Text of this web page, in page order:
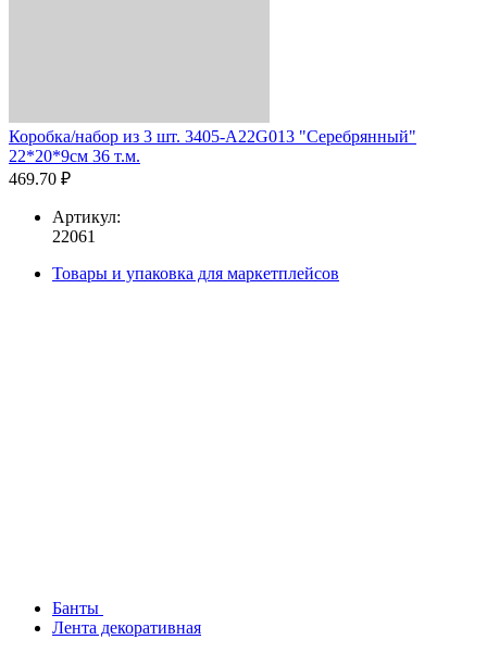
Коробка/набор из 3 шт. 3405-A22G013 "Серебрянный"
22*20*9см 36 т.м.
469.70 ₽
Артикул:
22061
Товары и упаковка для маркетплейсов
Банты
Лента декоративная